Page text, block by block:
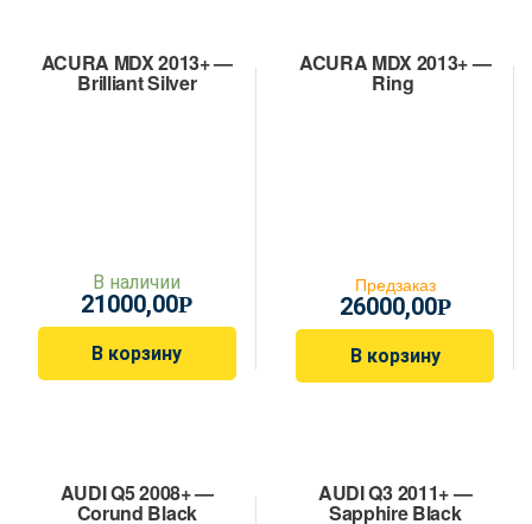
ACURA MDX 2013+ —
Brilliant Silver
В наличии
21000,00Р
В корзину
ACURA MDX 2013+ —
Ring
Предзаказ
26000,00Р
В корзину
AUDI Q5 2008+ —
Corund Black
AUDI Q3 2011+ —
Sapphire Black